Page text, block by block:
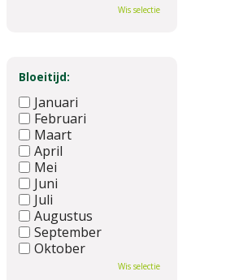
Wis selectie
Bloeitijd:
Januari
Februari
Maart
April
Mei
Juni
Juli
Augustus
September
Oktober
Wis selectie